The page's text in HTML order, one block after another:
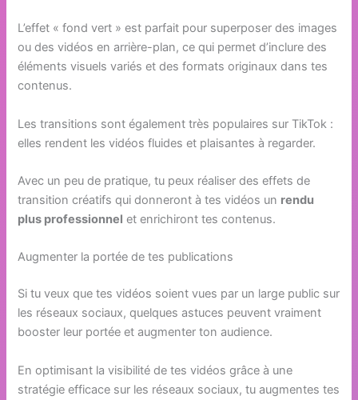
L’effet « fond vert » est parfait pour superposer des images
ou des vidéos en arrière-plan, ce qui permet d’inclure des
éléments visuels variés et des formats originaux dans tes
contenus.
Les transitions sont également très populaires sur TikTok :
elles rendent les vidéos fluides et plaisantes à regarder.
Avec un peu de pratique, tu peux réaliser des effets de
transition créatifs qui donneront à tes vidéos un rendu
plus professionnel et enrichiront tes contenus.
Augmenter la portée de tes publications
Si tu veux que tes vidéos soient vues par un large public sur
les réseaux sociaux, quelques astuces peuvent vraiment
booster leur portée et augmenter ton audience.
En optimisant la visibilité de tes vidéos grâce à une
stratégie efficace sur les réseaux sociaux, tu augmentes tes